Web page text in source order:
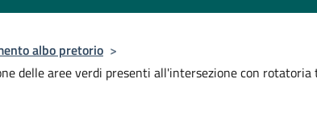
albo pretorio >
delle aree verdi presenti all'intersezione con rotatoria